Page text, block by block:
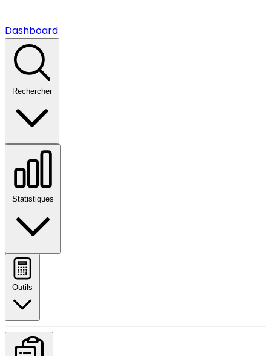
Dashboard
Rechercher
Statistiques
Outils